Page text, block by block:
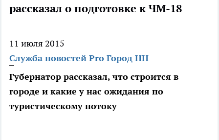
рассказал о подготовке к ЧМ-18
11 июля 2015
Служба новостей Pro Город НН
Губернатор рассказал, что строится в
городе и какие у нас ожидания по
туристическому потоку